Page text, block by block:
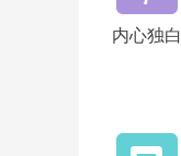
内心独白